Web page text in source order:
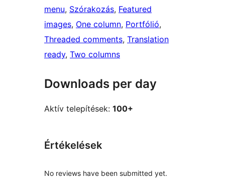
menu, Szórakozás, Featured
images, One column, Portfólió
Threaded comments, Translation
ready, Two columns
Downloads per day
Aktív telepítések: 100+
Értékelések
No reviews have been submitted yet.